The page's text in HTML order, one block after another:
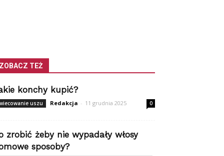
ZOBACZ TEŻ
konchy kupić?
uszu Redakcja - 11 grudnia 2025 0
zrobić żeby nie wypadały włosy
sposoby?